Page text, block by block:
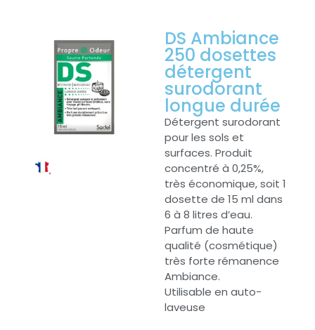
DS Ambiance
250 dosettes
détergent
surodorant
longue durée
Détergent surodorant
pour les sols et
surfaces. Produit
concentré à 0,25%,
très économique, soit 1
dosette de 15 ml dans
6 à 8 litres d’eau.
Parfum de haute
qualité (cosmétique)
très forte rémanence
Ambiance.
Utilisable en auto-
laveuse